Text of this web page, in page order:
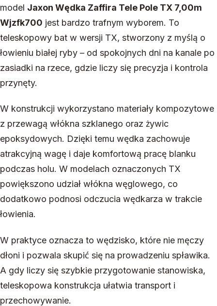
model Jaxon Wędka Zaffira Tele Pole TX 7,00m
Wjzfk700 jest bardzo trafnym wyborem. To
teleskopowy bat w wersji TX, stworzony z myślą o
łowieniu białej ryby – od spokojnych dni na kanale po
zasiadki na rzece, gdzie liczy się precyzja i kontrola
przynęty.
W konstrukcji wykorzystano materiały kompozytowe
z przewagą włókna szklanego oraz żywic
epoksydowych. Dzięki temu wędka zachowuje
atrakcyjną wagę i daje komfortową pracę blanku
podczas holu. W modelach oznaczonych TX
powiększono udział włókna węglowego, co
dodatkowo podnosi odczucia wędkarza w trakcie
łowienia.
W praktyce oznacza to wędzisko, które nie męczy
dłoni i pozwala skupić się na prowadzeniu spławika.
A gdy liczy się szybkie przygotowanie stanowiska,
teleskopowa konstrukcja ułatwia transport i
przechowywanie.